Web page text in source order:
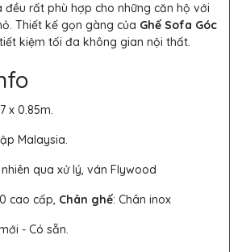
rất phù hợp cho những căn hộ với
Thiết kế gọn gàng của Ghế Sofa Góc
kiệm tối đa không gian nội thất.
x 0.85m.
Malaysia.
qua xử lý, ván Flywood
cao cấp, Chân ghế: Chân inox
- Có sẵn.